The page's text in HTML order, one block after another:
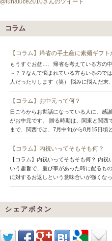
コラム
【コラム】帰省の手土産に素麺ギフ
もうすぐお盆…、帰省を考えている方の
～？？なんて悩まれている方もいるので
人だったりします（笑） 悩みに悩んだ
【コラム】お中元って何？
日ごろからお世話になっている人に、感
がお中元です。 贈る時期は、関東と関西
まで、関西では、7月中旬から8月15日
【コラム】内祝いってそもそも何？
【コラム】内祝いってそもそも何？ 内
いう趣旨で、慶び事があった時に配るも
に対するお返しという意味合いが強くな
シェアボタン